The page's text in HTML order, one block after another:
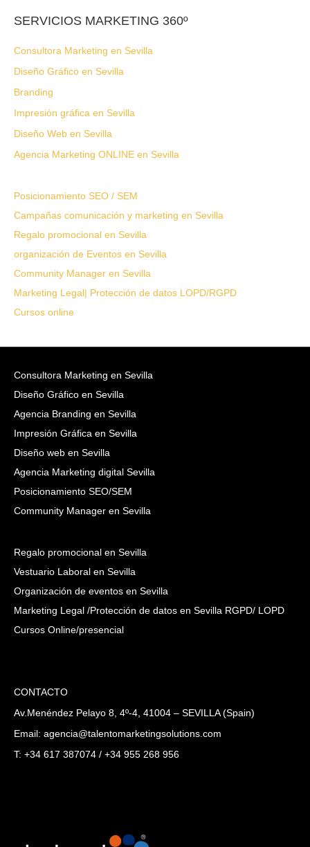
SERVICIOS MARKETING 360º
Consultora Marketing en Sevilla
Diseño Gráfico en Sevilla
Branding
Impresión gráfica en Sevilla
Diseño Web en Sevilla
Agencia Marketing ONLINE en Sevilla
Posicionamiento SEO / SEM
Campañas comunicación y marketing en Sevilla
Regalo promocional en Sevilla
organización de Eventos en Sevilla
Community Manager en Sevilla
Marketing Legal| Protección de datos LOPD/RGPD
Cursos online
Consultora Marketing en Sevilla
Diseño Gráfico en Sevilla
Agencia Branding en Sevilla
Impresión Gráfica en Sevilla
Diseño web en Sevilla
Agencia Marketing digital Sevilla
Posicionamiento SEO/SEM
Community Manager en Sevilla
Regalo promocional en Sevilla
Vestuario Laboral en Sevilla
Organización de eventos en Sevilla
Marketing Legal /Protección de datos en Sevilla RGPD/ LOPD
Cursos Online/presencial
CONTACTO
Av.Menéndez Pelayo 8, 4º-4, 41004 – SEVILLA (Spain)
Email: agencia@talentomarketingsolutions.com
T: +34 617 387074 / +34 955 268 956